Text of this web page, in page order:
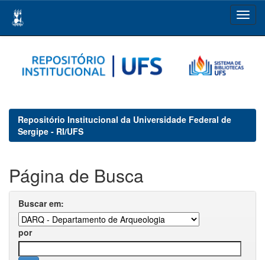
navigation
Repositório Institucional da Universidade Federal de
Sergipe - RI/UFS
Página de Busca
Buscar em:
por